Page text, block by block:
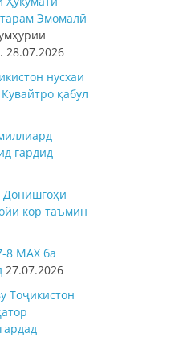
Эмомалӣ
28.07.2026
нусхаи
қабул
гардид
Донишгоҳи
кор таъмин
MAX ба
27.07.2026
Тоҷикистон